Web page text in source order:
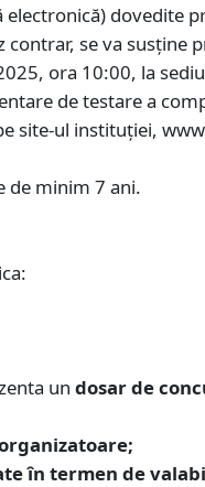
electronică) dovedite
se va susține
ora 10:00, la
de testare a
site-ul instituției,
de minim 7 ani.
undosar de
în termen de